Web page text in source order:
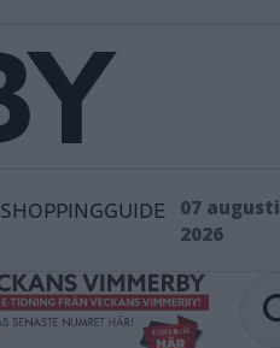
SHOPPINGGUIDE
07 augusti
2026